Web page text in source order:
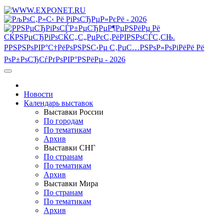
Новости
Календарь выставок
Выставки России
По городам
По тематикам
Архив
Выставки СНГ
По странам
По тематикам
Архив
Выставки Мира
По странам
По тематикам
Архив